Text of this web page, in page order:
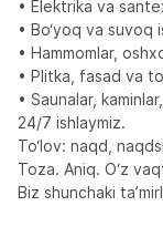
• Elektrika va
• Bo‘yoq va suvoq
• Hammomlar,
• Plitka, fasad va
• Saunalar,
24/7 ishlaymiz.
To‘lov: naqd,
Toza. Aniq. O‘z
Biz shunchaki